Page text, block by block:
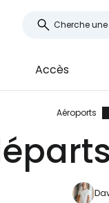
Accès
Aéroports